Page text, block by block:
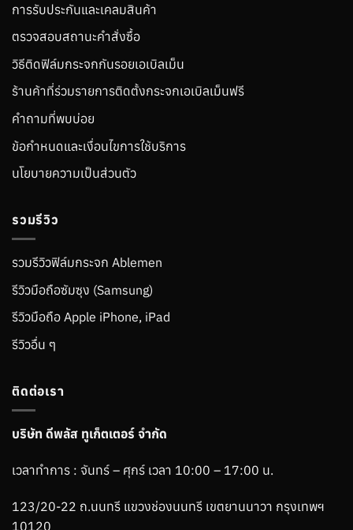
การรับประกันและเคลมสินค้า
ตรวจสอบสถานะคำสั่งซื้อ
วิธีติดฟิล์มกระจกกันรอยเอเบิลเม็น
ร้านค้าที่ร่วมรายการติดตั้งกระจกเอเบิลเม็นฟรี
คำถามที่พบบ่อย
ข้อกำหนดและเงื่อนไขการใช้บริการ
นโยบายความเป็นส่วนตัว
รวมรีวิว
รวมรีวิวฟิล์มกระจก Ablemen
รีวิวมือถือซัมซุง (Samsung)
รีวิวมือถือ Apple iPhone, iPad
รีวิวอื่น ๆ
ติดต่อเรา
บริษัท ดีพลัส ทูเก็ตเตอร์ จำกัด
เวลาทำการ : จันทร์ – ศุกร์ เวลา 10:00 – 17:00 น.
123/20-22 ถ.นนทรี แขวงช่องนนทรี เขตยานนาวา กรุงเทพฯ
10120